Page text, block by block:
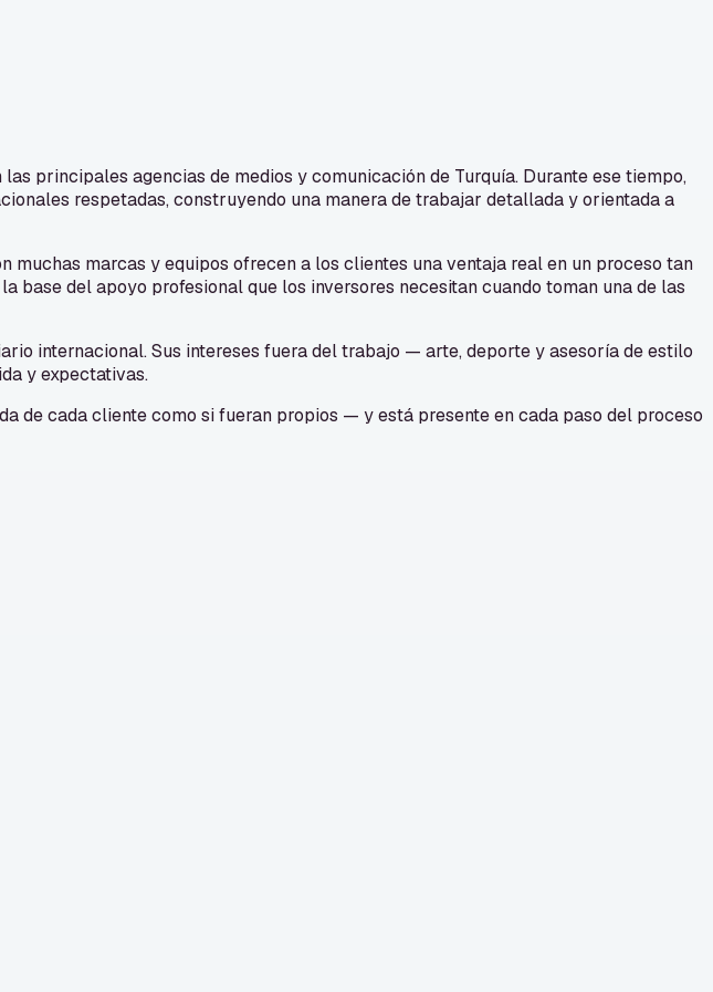
principales agencias de medios y comunicación de Turquía. Durante ese tiempo,
respetadas, construyendo una manera de trabajar detallada y orientada a
marcas y equipos ofrecen a los clientes una ventaja real en un proceso tan
del apoyo profesional que los inversores necesitan cuando toman una de las
internacional. Sus intereses fuera del trabajo — arte, deporte y asesoría de estilo
y expectativas.
de cada cliente como si fueran propios — y está presente en cada paso del proceso